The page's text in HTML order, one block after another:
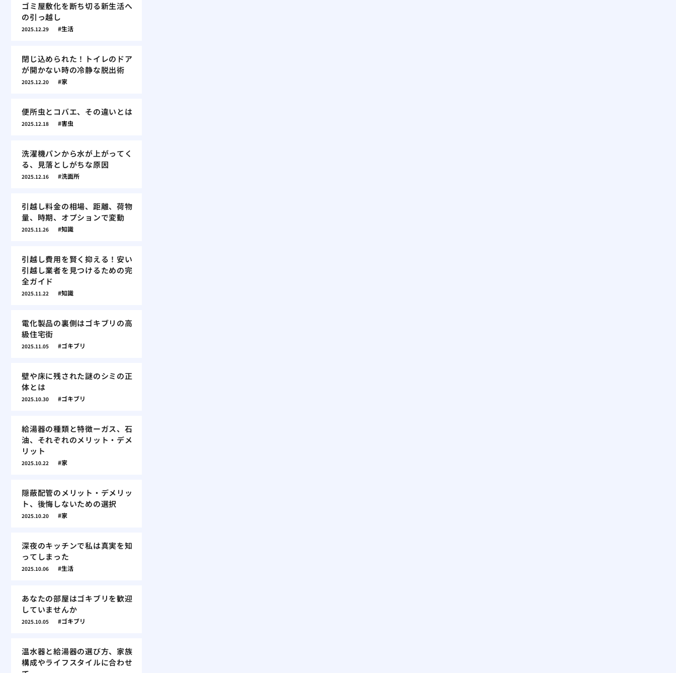
ゴミ屋敷化を断ち切る新生活へ
の引っ越し
2025.12.29 生活
閉じ込められた！トイレのドア
が開かない時の冷静な脱出術
2025.12.20 家
便所虫とコバエ、その違いとは
2025.12.18 害虫
洗濯機パンから水が上がってく
る、見落としがちな原因
2025.12.16 洗面所
引越し料金の相場、距離、荷物
量、時期、オプションで変動
2025.11.26 知識
引越し費用を賢く抑える！安い
引越し業者を見つけるための完
全ガイド
2025.11.22 知識
電化製品の裏側はゴキブリの高
級住宅街
2025.11.05 ゴキブリ
壁や床に残された謎のシミの正
体とは
2025.10.30 ゴキブリ
給湯器の種類と特徴ーガス、石
油、それぞれのメリット・デメ
リット
2025.10.22 家
隠蔽配管のメリット・デメリッ
ト、後悔しないための選択
2025.10.20 家
深夜のキッチンで私は真実を知
ってしまった
2025.10.06 生活
あなたの部屋はゴキブリを歓迎
していませんか
2025.10.05 ゴキブリ
温水器と給湯器の選び方、家族
構成やライフスタイルに合わせ